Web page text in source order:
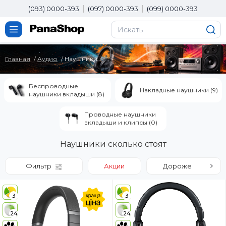
(093) 0000-393 (097) 0000-393 (099) 0000-393
Главная Аудио Наушники
Беспроводные
наушники вкладыши (8)
Накладные наушники (9)
Проводные наушники
вкладыши и клипсы (0)
Наушники сколько стоят
Фильтр Акции Дороже
3
24
3
24